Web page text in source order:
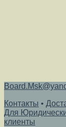
Контакты •
Для
клиенты